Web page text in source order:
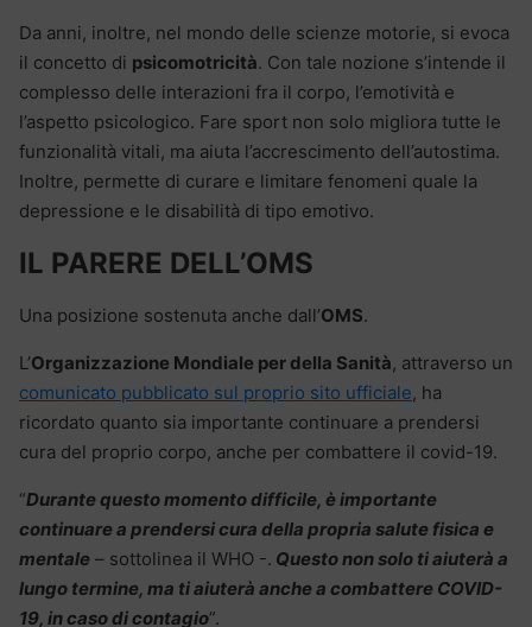
Da anni, inoltre, nel mondo delle scienze motorie, si evoca
il concetto di psicomotricità. Con tale nozione s’intende il
complesso delle interazioni fra il corpo, l’emotività e
l’aspetto psicologico. Fare sport non solo migliora tutte le
funzionalità vitali, ma aiuta l’accrescimento dell’autostima.
Inoltre, permette di curare e limitare fenomeni quale la
depressione e le disabilità di tipo emotivo.
IL PARERE DELL’OMS
Una posizione sostenuta anche dall’OMS.
L’Organizzazione Mondiale per della Sanità, attraverso un
comunicato pubblicato sul proprio sito ufficiale, ha
ricordato quanto sia importante continuare a prendersi
cura del proprio corpo, anche per combattere il covid-19.
“Durante questo momento difficile, è importante
continuare a prendersi cura della propria salute fisica e
mentale – sottolinea il WHO -. Questo non solo ti aiuterà a
lungo termine, ma ti aiuterà anche a combattere COVID-
19, in caso di contagio”.